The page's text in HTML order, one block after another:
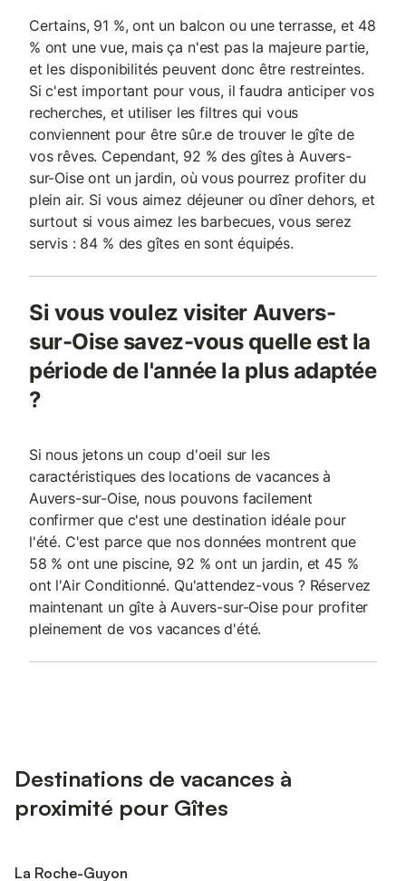
Certains, 91 %, ont un balcon ou une terrasse, et 48
% ont une vue, mais ça n'est pas la majeure partie,
et les disponibilités peuvent donc être restreintes.
Si c'est important pour vous, il faudra anticiper vos
recherches, et utiliser les filtres qui vous
conviennent pour être sûr.e de trouver le gîte de
vos rêves. Cependant, 92 % des gîtes à Auvers-
sur-Oise ont un jardin, où vous pourrez profiter du
plein air. Si vous aimez déjeuner ou dîner dehors, et
surtout si vous aimez les barbecues, vous serez
servis : 84 % des gîtes en sont équipés.
Si vous voulez visiter Auvers-
sur-Oise savez-vous quelle est la
période de l'année la plus adaptée
?
Si nous jetons un coup d'oeil sur les
caractéristiques des locations de vacances à
Auvers-sur-Oise, nous pouvons facilement
confirmer que c'est une destination idéale pour
l'été. C'est parce que nos données montrent que
58 % ont une piscine, 92 % ont un jardin, et 45 %
ont l'Air Conditionné. Qu'attendez-vous ? Réservez
maintenant un gîte à Auvers-sur-Oise pour profiter
pleinement de vos vacances d'été.
Destinations de vacances à
proximité pour Gîtes
La Roche-Guyon